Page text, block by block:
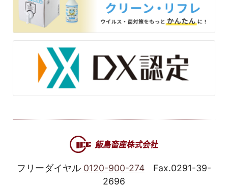
フリーダイヤル 0120-900-274
Fax.0291-39-
2696